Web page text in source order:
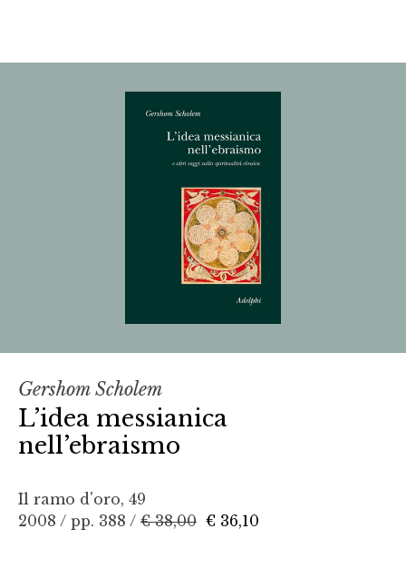
Gershom Scholem
L’idea messianica
nell’ebraismo
Il ramo d'oro, 49
2008 / pp. 388 / € 38,00 € 36,10